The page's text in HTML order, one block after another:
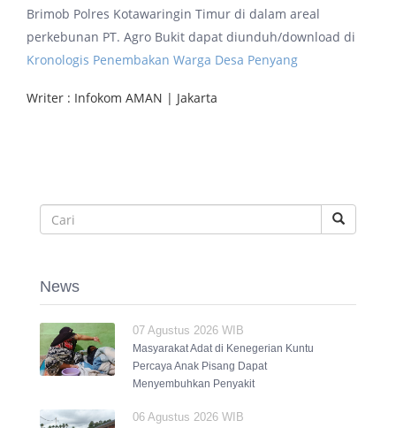
Brimob Polres Kotawaringin Timur di dalam areal
perkebunan PT. Agro Bukit dapat diunduh/download di
Kronologis Penembakan Warga Desa Penyang
Writer : Infokom AMAN | Jakarta
News
07 Agustus 2026 WIB
Masyarakat Adat di Kenegerian Kuntu
Percaya Anak Pisang Dapat
Menyembuhkan Penyakit
06 Agustus 2026 WIB